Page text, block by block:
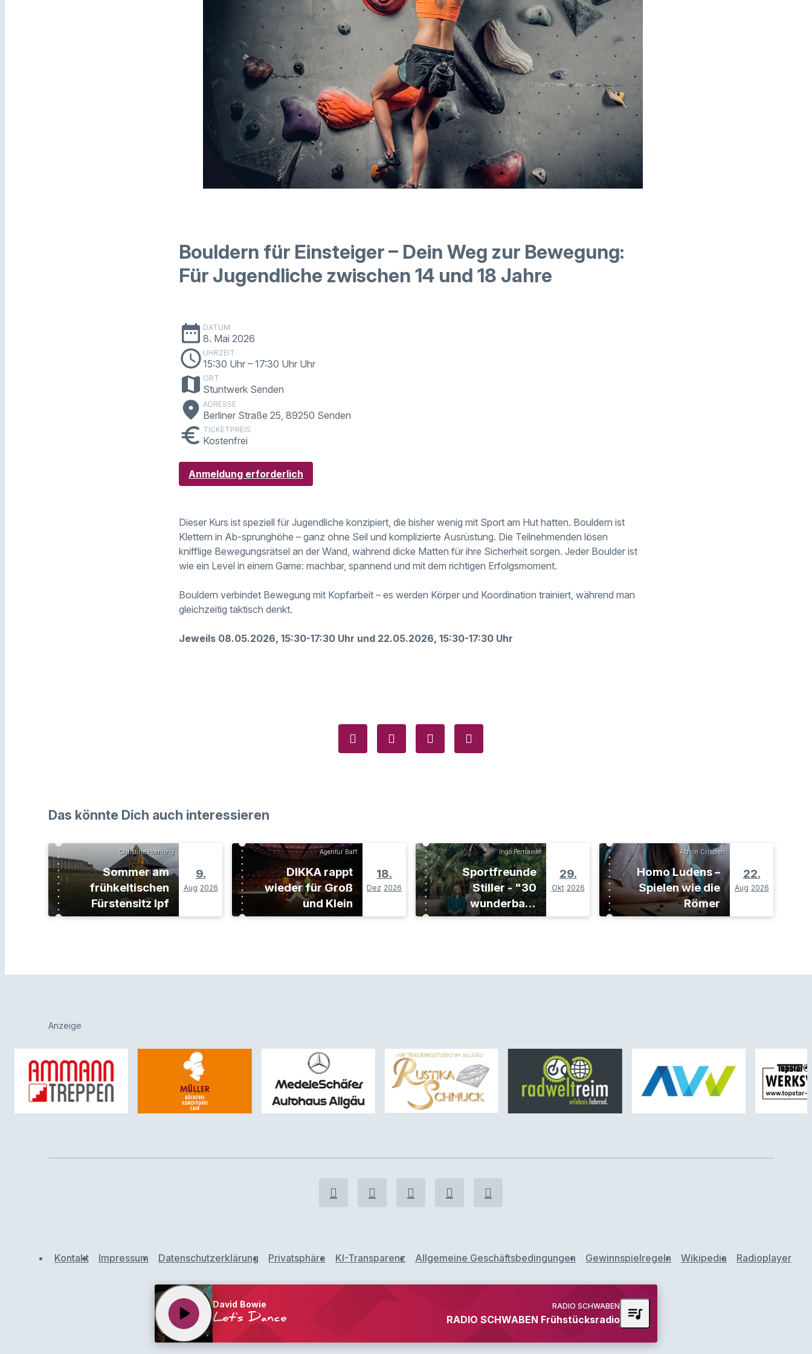
Bouldern für Einsteiger – Dein Weg zur Bewegung:
Für Jugendliche zwischen 14 und 18 Jahre
date_range DATUM
8. Mai 2026
schedule UHRZEIT
15:30 Uhr – 17:30 Uhr Uhr
map ORT
Stuntwerk Senden
place ADRESSE
Berliner Straße 25, 89250 Senden
euro TICKETPREIS
Kostenfrei
Anmeldung erforderlich
Dieser Kurs ist speziell für Jugendliche konzipiert, die bisher wenig mit Sport am Hut hatten. Bouldern ist
Klettern in Ab-sprunghöhe – ganz ohne Seil und komplizierte Ausrüstung. Die Teilnehmenden lösen
knifflige Bewegungsrätsel an der Wand, während dicke Matten für ihre Sicherheit sorgen. Jeder Boulder ist
wie ein Level in einem Game: machbar, spannend und mit dem richtigen Erfolgsmoment.
Bouldern verbindet Bewegung mit Kopfarbeit – es werden Körper und Koordination trainiert, während man
gleichzeitig taktisch denkt.
Jeweils 08.05.2026, 15:30-17:30 Uhr und 22.05.2026, 15:30-17:30 Uhr
Das könnte Dich auch interessieren
Christine Hornung
Sommer am
frühkeltischen
Fürstensitz Ipf
9.
Aug 2026
Agentur Baff
DIKKA rappt
wieder für Groß
und Klein
18.
Dez 2026
Ingo Pertramer
Sportfreunde
Stiller - "30
wunderbare
Jahre"-Tour
29.
Okt 2026
Achim Crispien
Homo Ludens –
Spielen wie die
Römer
22.
Aug 2026
Anzeige
Kontakt Impressum Datenschutzerklärung Privatsphäre KI-Transparenz Allgemeine Geschäftsbedingungen Gewinnspielregeln Wikipedia Radioplayer
David Bowie
Let's Dance
play_arrow RADIO SCHWABEN Frühstücksradio
RADIO SCHWABEN queue_music